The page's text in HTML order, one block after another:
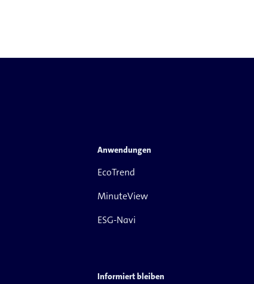
Anwendungen
EcoTrend
MinuteView
ESG-Navi
Informiert bleiben